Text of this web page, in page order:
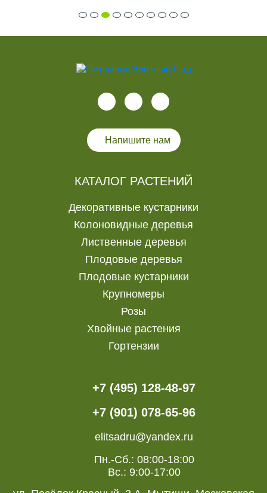
Напишите нам
КАТАЛОГ РАСТЕНИЙ
Декоративные кустарники
Колоновидные деревья
Лиственные деревья
Плодовые деревья
Плодовые кустарники
Крупномеры
Розы
Хвойные растения
Гортензии
+7 (495) 128-48-97
+7 (901) 078-65-96
elitsadru@yandex.ru
Пн.-Сб.: 08:00-18:00
Вс.: 9:00-17:00